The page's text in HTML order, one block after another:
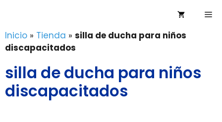
contenido
Inicio » Tienda » silla de ducha para niños
discapacitados
silla de ducha para niños
discapacitados